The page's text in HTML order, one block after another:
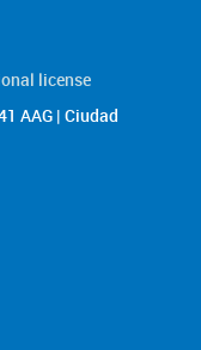
license
AAG | Ciudad